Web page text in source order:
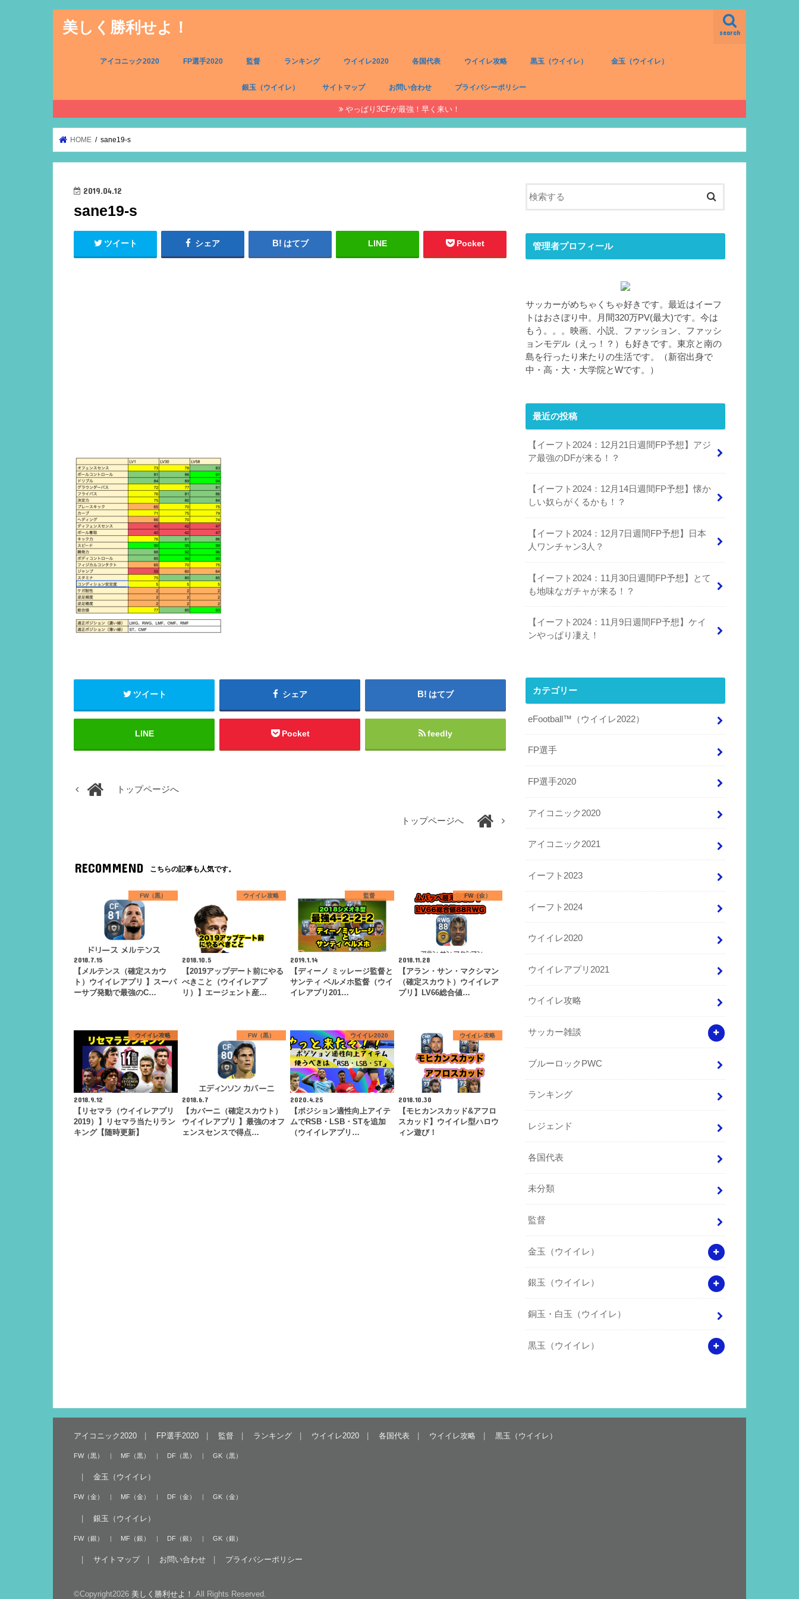
美しく勝利せよ！ search
アイコニック2020 FP選手2020 監督 ランキング ウイイレ2020 各国代表 ウイイレ攻略 黒玉（ウイイレ） 金玉（ウイイレ）
銀玉（ウイイレ） サイトマップ お問い合わせ プライバシーポリシー
やっぱり3CFが最強！早く来い！
HOME sane19-s
2019.04.12
sane19-s
ツイート シェア はてブ LINE Pocket
ツイート シェア はてブ
LINE Pocket feedly
トップページへ
トップページへ
RECOMMEND こちらの記事も人気です。
FW（黒）
2018.7.15
【メルテンス（確定スカウ
ト）ウイイレアプリ 】スーパ
ーサブ発動で最強のC…
ウイイレ攻略
2018.10.5
【2019アップデート前にやる
べきこと（ウイイレアプ
リ）】エージェント産…
監督
2019.1.14
【ディーノ ミッレージ監督と
サンティ ベルメホ監督（ウイ
イレアプリ201…
FW（金）
2018.11.28
【アラン・サン・マクシマン
（確定スカウト）ウイイレア
プリ】LV66総合値…
ウイイレ攻略
2018.9.12
【リセマラ（ウイイレアプリ
2019）】リセマラ当たりラン
キング【随時更新】
FW（黒）
2018.6.7
【カバーニ（確定スカウト）
ウイイレアプリ 】最強のオフ
ェンスセンスで得点…
ウイイレ2020
2020.4.25
【ポジション適性向上アイテ
ムでRSB・LSB・STを追加
（ウイイレアプリ…
ウイイレ攻略
2018.10.30
【モヒカンスカッド&アフロ
スカッド】ウイイレ型ハロウ
ィン遊び！
管理者プロフィール
サッカーがめちゃくちゃ好きです。最近はイーフ
トはおさぼり中。月間320万PV(最大)です。今は
もう。。。映画、小説、ファッション、ファッシ
ョンモデル（えっ！？）も好きです。東京と南の
島を行ったり来たりの生活です。（新宿出身で
中・高・大・大学院とWです。）
最近の投稿
【イーフト2024：12月21日週間FP予想】アジ
ア最強のDFが来る！？
【イーフト2024：12月14日週間FP予想】懐か
しい奴らがくるかも！？
【イーフト2024：12月7日週間FP予想】日本
人ワンチャン3人？
【イーフト2024：11月30日週間FP予想】とて
も地味なガチャが来る！？
【イーフト2024：11月9日週間FP予想】ケイ
ンやっぱり凄え！
カテゴリー
eFootball™（ウイイレ2022）
FP選手
FP選手2020
アイコニック2020
アイコニック2021
イーフト2023
イーフト2024
ウイイレ2020
ウイイレアプリ2021
ウイイレ攻略
サッカー雑談
ブルーロックPWC
ランキング
レジェンド
各国代表
未分類
監督
金玉（ウイイレ）
銀玉（ウイイレ）
銅玉・白玉（ウイイレ）
黒玉（ウイイレ）
アイコニック2020 FP選手2020 監督 ランキング ウイイレ2020 各国代表 ウイイレ攻略 黒玉（ウイイレ）
FW（黒） MF（黒） DF（黒） GK（黒）
金玉（ウイイレ）
FW（金） MF（金） DF（金） GK（金）
銀玉（ウイイレ）
FW（銀） MF（銀） DF（銀） GK（銀）
サイトマップ お問い合わせ プライバシーポリシー
©Copyright2026 美しく勝利せよ！ .All Rights Reserved.